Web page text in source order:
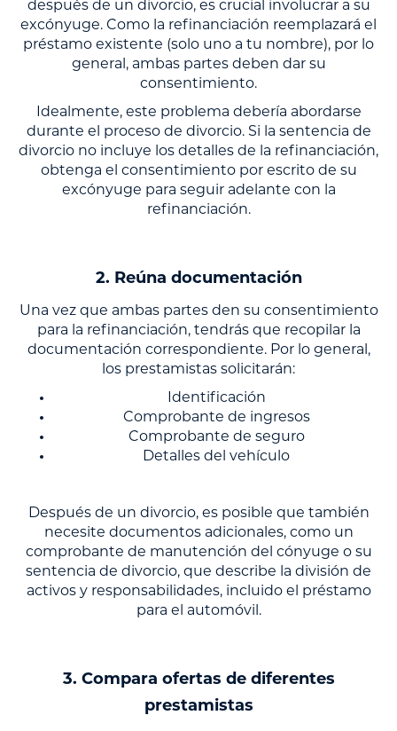
después de un divorcio, es crucial involucrar a su
excónyuge. Como la refinanciación reemplazará el
préstamo existente (solo uno a tu nombre), por lo
general, ambas partes deben dar su
consentimiento.
Idealmente, este problema debería abordarse
durante el proceso de divorcio. Si la sentencia de
divorcio no incluye los detalles de la refinanciación,
obtenga el consentimiento por escrito de su
excónyuge para seguir adelante con la
refinanciación.
2. Reúna documentación
Una vez que ambas partes den su consentimiento
para la refinanciación, tendrás que recopilar la
documentación correspondiente. Por lo general,
los prestamistas solicitarán:
Identificación
Comprobante de ingresos
Comprobante de seguro
Detalles del vehículo
Después de un divorcio, es posible que también
necesite documentos adicionales, como un
comprobante de manutención del cónyuge o su
sentencia de divorcio, que describe la división de
activos y responsabilidades, incluido el préstamo
para el automóvil.
3. Compara ofertas de diferentes
prestamistas